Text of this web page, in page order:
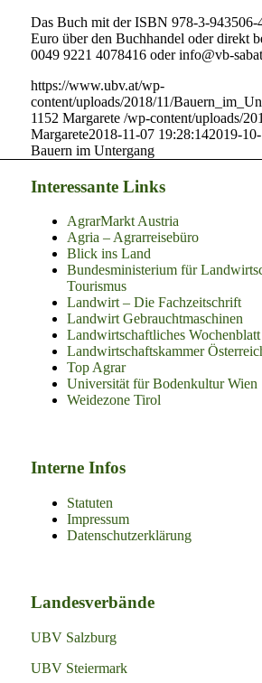
Das Buch mit der ISBN 978-3-943506-
Euro über den Buchhandel oder direkt
0049 9221 4078416 oder info@vb-
https://www.ubv.at/wp-
content/uploads/2018/11/
1152 Margarete /wp-content/uploads/
Margarete2018-11-07 19:28:142019-
Bauern im Untergang
Interessante Links
AgrarMarkt Austria
Agria – Agrarreisebüro
Blick ins Land
Bundesministerium für
Tourismus
Landwirt – Die Fachzeitschrift
Landwirt Gebrauchtmaschinen
Landwirtschaftliches Wochenblatt
Landwirtschaftskammer
Top Agrar
Universität für Bodenkultur Wien
Weidezone Tirol
Interne Infos
Statuten
Impressum
Datenschutzerklärung
Landesverbände
UBV Salzburg
UBV Steiermark